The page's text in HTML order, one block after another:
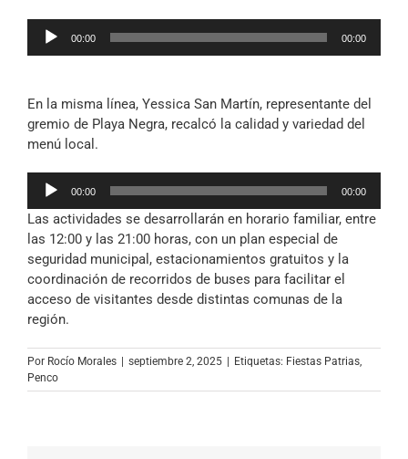
Reproductor
00:00 00:00
En la misma línea, Yessica San Martín, representante del
gremio de Playa Negra, recalcó la calidad y variedad del
menú local.
Reproductor
audio
00:00 00:00
Las actividades se desarrollarán en horario familiar, entre
las 12:00 y las 21:00 horas, con un plan especial de
seguridad municipal, estacionamientos gratuitos y la
coordinación de recorridos de buses para facilitar el
acceso de visitantes desde distintas comunas de la
región.
Por Rocío Morales | septiembre 2, 2025 | Etiquetas: Fiestas Patrias
Penco